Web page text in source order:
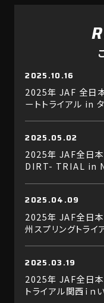
2025.10.16
2025年 JAF 全日
ートトライアル in
2025.05.02
2025年 JAF全日本
DIRT- TRIAL in
2025.04.09
2025年 JAF全日本
州スプリングトラ
2025.03.19
2025年 JAF全日本
トライアル関西ｉｎ